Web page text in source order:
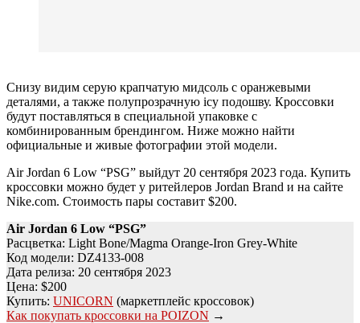
Снизу видим серую крапчатую мидсоль с оранжевыми
деталями, а также полупрозрачную icy подошву. Кроссовки
будут поставляться в специальной упаковке с
комбинированным брендингом. Ниже можно найти
официальные и живые фотографии этой модели.
Air Jordan 6 Low “PSG” выйдут 20 сентября 2023 года. Купить
кроссовки можно будет у ритейлеров Jordan Brand и на сайте
Nike.com. Стоимость пары составит $200.
Air Jordan 6 Low “PSG”
Расцветка: Light Bone/Magma Orange-Iron Grey-White
Код модели: DZ4133-008
Дата релиза: 20 сентября 2023
Цена: $200
Купить: UNICORN (маркетплейс кроссовок)
Как покупать кроссовки на POIZON →